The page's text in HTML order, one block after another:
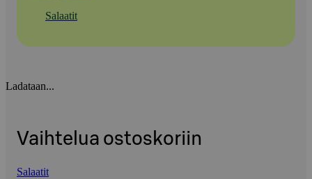
Salaatit
Ladataan...
Vaihtelua ostoskoriin
Salaatit